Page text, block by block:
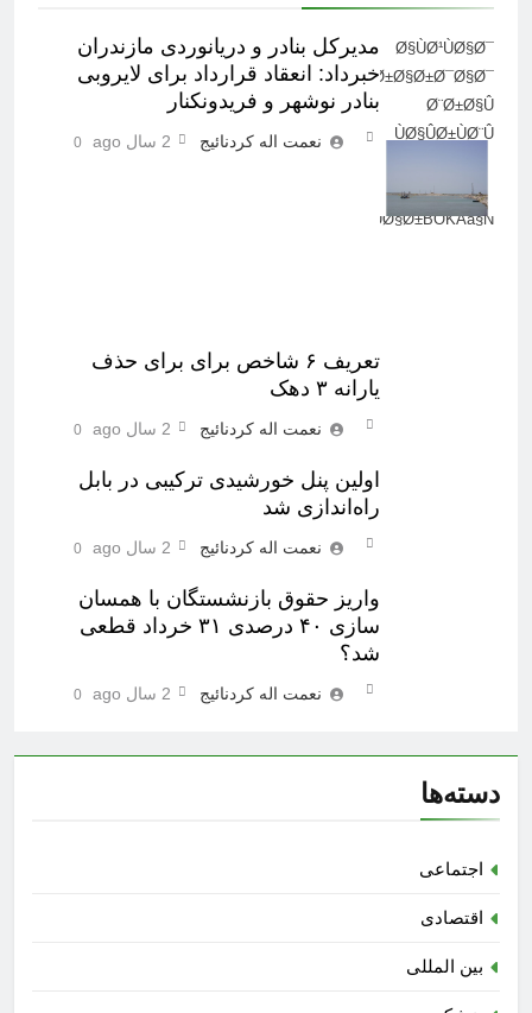
Ø§ÙØ¹ÙØ§Ø¯
ÙØ±Ø§Ø±Ø¯Ø§Ø¯
Ø¨Ø±Ø§Û
ÙØ§ÛØ±ÙØ¨Û
ÙÙØ´ÙØ± Ù
ÙØ±ÛØ¯ÙÙÚ©ÙØ§Ø±BÕKAà§Ñ¤
مدیرکل بنادر و دریانوردی مازندران
خبرداد: انعقاد قرارداد برای لایروبی
بنادر نوشهر و فریدونکنار
نعمت اله کردنائیج 2 سال ago 0
تعریف ۶ شاخص برای برای حذف
یارانه ۳ دهک
نعمت اله کردنائیج 2 سال ago 0
اولین پنل خورشیدی ترکیبی در بابل
راه‌اندازی شد
نعمت اله کردنائیج 2 سال ago 0
واریز حقوق بازنشستگان با همسان
سازی ۴۰ درصدی ۳۱ خرداد قطعی
شد؟
نعمت اله کردنائیج 2 سال ago 0
دسته‌ها
اجتماعی
اقتصادی
بین المللی